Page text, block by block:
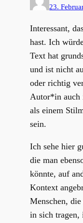
23.
Interessant,
hast. Ich
Text hat
und ist nicht
oder richtig
Autor*in auch
als einem
sein.
Ich sehe hier
die man
könnte, auf
Kontext
Menschen,
in sich